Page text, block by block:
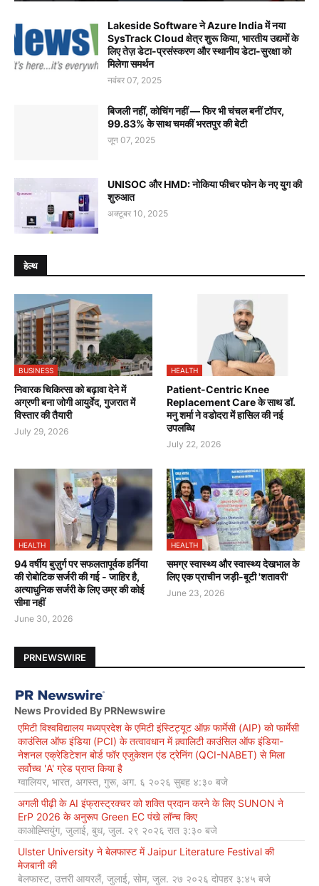
Lakeside Software ने Azure India में नया
SysTrack Cloud क्षेत्र शुरू किया, भारतीय उद्यमों के
लिए तेज़ डेटा-प्रसंस्करण और स्थानीय डेटा-सुरक्षा को
मिलेगा समर्थन
नवंबर 07, 2025
बिजली नहीं, कोचिंग नहीं — फिर भी चंचल बनीं टॉपर,
99.83% के साथ चमकीं भरतपुर की बेटी
जून 07, 2025
UNISOC और HMD: नोकिया फीचर फोन के नए युग की
शुरुआत
अक्टूबर 10, 2025
हेल्थ
BUSINESS
निवारक चिकित्सा को बढ़ावा देने में
अग्रणी बना जोगी आयुर्वेद, गुजरात में
विस्तार की तैयारी
July 29, 2026
HEALTH
Patient-Centric Knee
Replacement Care के साथ डॉ.
मनु शर्मा ने वडोदरा में हासिल की नई
उपलब्धि
July 22, 2026
HEALTH
94 वर्षीय बुज़ुर्ग पर सफलतापूर्वक हर्निया
की रोबोटिक सर्जरी की गई - जाहिर है,
अत्याधुनिक सर्जरी के लिए उम्र की कोई
सीमा नहीं
June 30, 2026
HEALTH
समग्र स्वास्थ्य और स्वास्थ्य देखभाल के
लिए एक प्राचीन जड़ी-बूटी 'शतावरी'
June 23, 2026
PRNEWSWIRE
News Provided By PRNewswire
एमिटी विश्वविद्यालय मध्यप्रदेश के एमिटी इंस्टिट्यूट ऑफ़ फार्मेसी (AIP) को फार्मेसी
काउंसिल ऑफ इंडिया (PCI) के तत्वावधान में क़्वालिटी काउंसिल ऑफ इंडिया-
नेशनल एक्रेडिटेशन बोर्ड फॉर एजुकेशन एंड ट्रेनिंग (QCI-NABET) से मिला
सर्वोच्च 'A' ग्रेड प्राप्त किया है
ग्वालियर, भारत, अगस्त, गुरू, अग. ६ २०२६ सुबह ४:३० बजे
अगली पीढ़ी के AI इंफ्रास्ट्रक्चर को शक्ति प्रदान करने के लिए SUNON ने
ErP 2026 के अनुरूप Green EC पंखे लॉन्च किए
काओह्सियुंग, जुलाई, बुध, जुल. २९ २०२६ रात ३:३० बजे
Ulster University ने बेलफास्ट में Jaipur Literature Festival की
मेजबानी की
बेलफास्ट, उत्तरी आयरलैं, जुलाई, सोम, जुल. २७ २०२६ दोपहर ३:४५ बजे